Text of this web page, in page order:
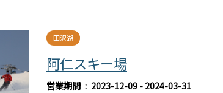
阿仁スキー場
田沢湖
営業期間 2023-12-09 - 2024-03-31